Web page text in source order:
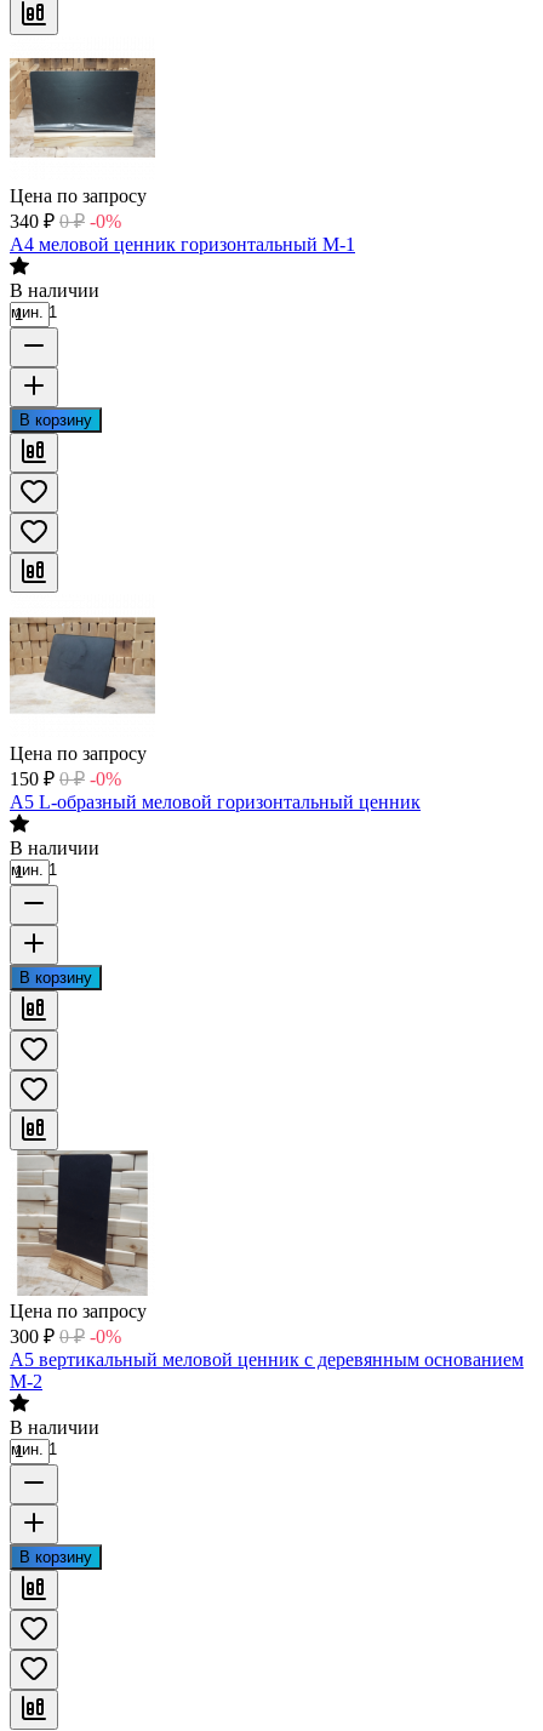
Цена по запросу
340 ₽ 0 ₽ -0%
А4 меловой ценник горизонтальный М-1
В наличии
мин. 1
В корзину
Цена по запросу
150 ₽ 0 ₽ -0%
А5 L-образный меловой горизонтальный ценник
В наличии
мин. 1
В корзину
Цена по запросу
300 ₽ 0 ₽ -0%
А5 вертикальный меловой ценник с деревянным основанием
М-2
В наличии
мин. 1
В корзину